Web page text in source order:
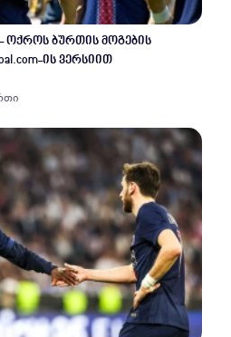
ოქროს ბურთის მოგების
ის ვერსიით